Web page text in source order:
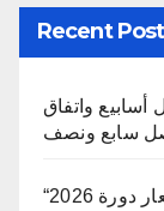
Recent
أسابيع واتفاق
“الموركس دور” يكشف شعار دورة 2026 ” Back to the